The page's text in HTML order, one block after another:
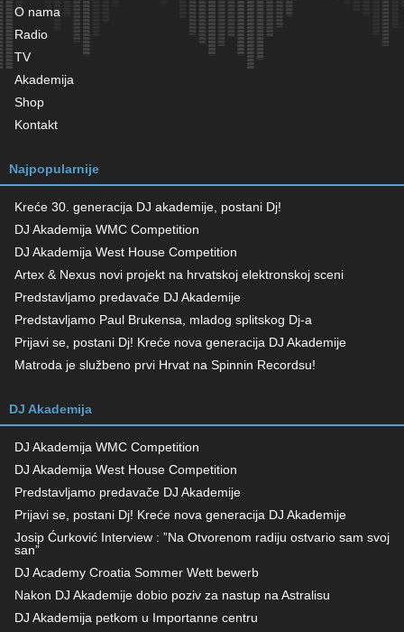
O nama
Radio
TV
Akademija
Shop
Kontakt
Najpopularnije
Kreće 30. generacija DJ akademije, postani Dj!
DJ Akademija WMC Competition
DJ Akademija West House Competition
Artex & Nexus novi projekt na hrvatskoj elektronskoj sceni
Predstavljamo predavače DJ Akademije
Predstavljamo Paul Brukensa, mladog splitskog Dj-a
Prijavi se, postani Dj! Kreće nova generacija DJ Akademije
Matroda je službeno prvi Hrvat na Spinnin Recordsu!
DJ Akademija
DJ Akademija WMC Competition
DJ Akademija West House Competition
Predstavljamo predavače DJ Akademije
Prijavi se, postani Dj! Kreće nova generacija DJ Akademije
Josip Ćurković Interview : ”Na Otvorenom radiju ostvario sam svoj
san”
DJ Academy Croatia Sommer Wett bewerb
Nakon DJ Akademije dobio poziv za nastup na Astralisu
DJ Akademija petkom u Importanne centru